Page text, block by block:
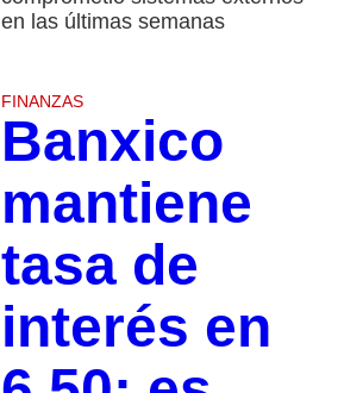
en las últimas semanas
FINANZAS
Banxico
mantiene
tasa de
interés en